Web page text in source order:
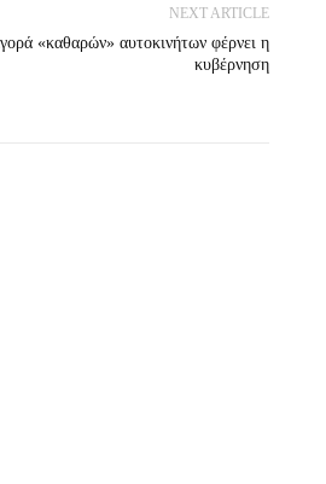
NEXT ARTICLE
«καθαρών» αυτοκινήτων φέρνει η
κυβέρνηση